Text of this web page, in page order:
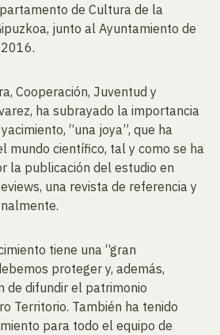
de Cultura de la
junto al Ayuntamiento de
Cooperación, Juventud y
ha subrayado la importancia
“una joya”, que ha
mundo científico, tal y como se ha
la publicación del estudio en
una revista de referencia y
tiene una “gran
proteger y, además,
de difundir el patrimonio
Territorio. También ha tenido
para todo el equipo de